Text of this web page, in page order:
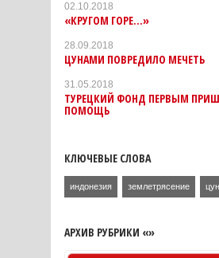
02.10.2018
«КРУГОМ ГОРЕ…»
28.09.2018
ЦУНАМИ ПОВРЕДИЛО МЕЧЕТЬ
31.05.2018
ТУРЕЦКИЙ ФОНД ПЕРВЫМ
ПОМОЩЬ
КЛЮЧЕВЫЕ СЛОВА
индонезия землетрясение
АРХИВ РУБРИКИ «»